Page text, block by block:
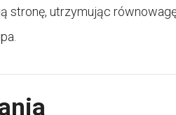
stronę, utrzymując